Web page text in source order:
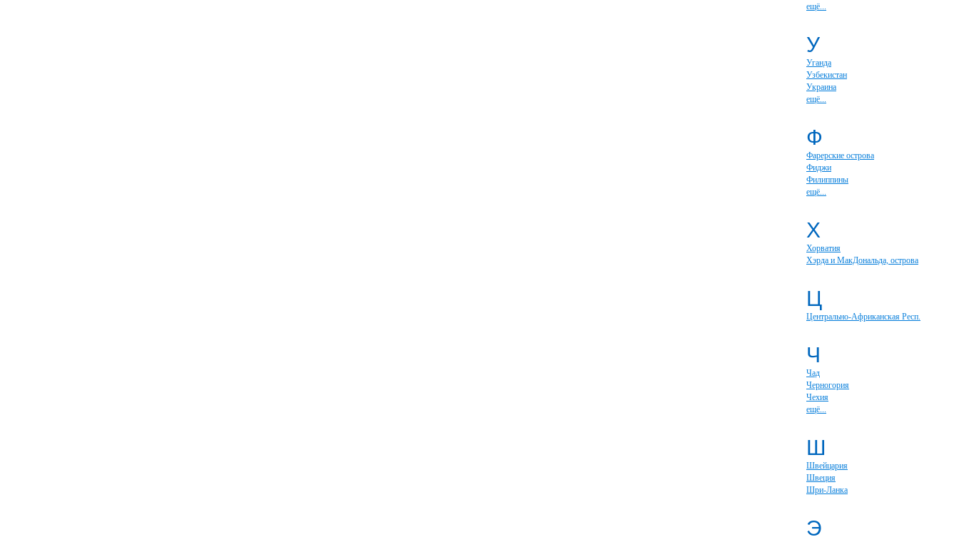
ещё...
У
Уганда
Узбекистан
Украина
ещё...
Ф
Фарерские острова
Фиджи
Филиппины
ещё...
Х
Хорватия
Хэрда и МакДональда, острова
Ц
Центрально-Африканская Респ.
Ч
Чад
Черногория
Чехия
ещё...
Ш
Швейцария
Швеция
Шри-Ланка
Э